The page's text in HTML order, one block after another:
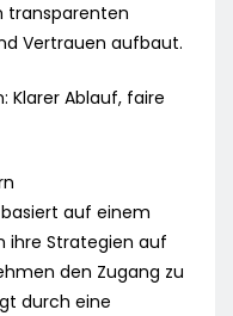
transparenten
Vertrauen aufbaut.
Klarer Ablauf, faire
auf einem
ihre Strategien auf
den Zugang zu
durch eine